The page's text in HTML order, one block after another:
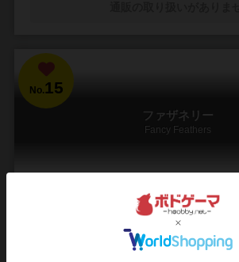
No.15
ファザネリー
Fancy Feathers
15～30分